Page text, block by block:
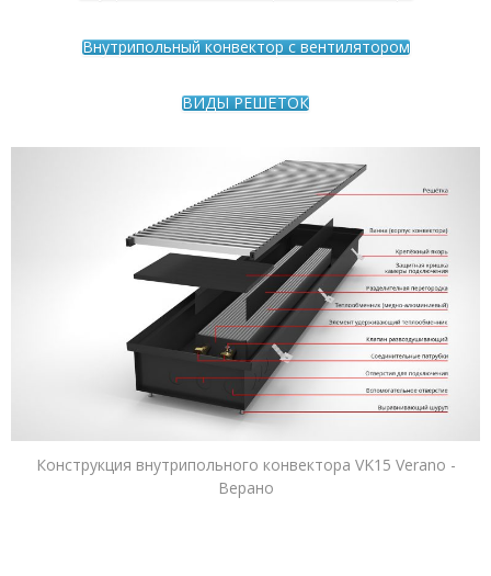
Внутрипольный конвектор с вентилятором
ВИДЫ РЕШЁТОК
Конструкция внутрипольного конвектора VK15 Verano -
Верано